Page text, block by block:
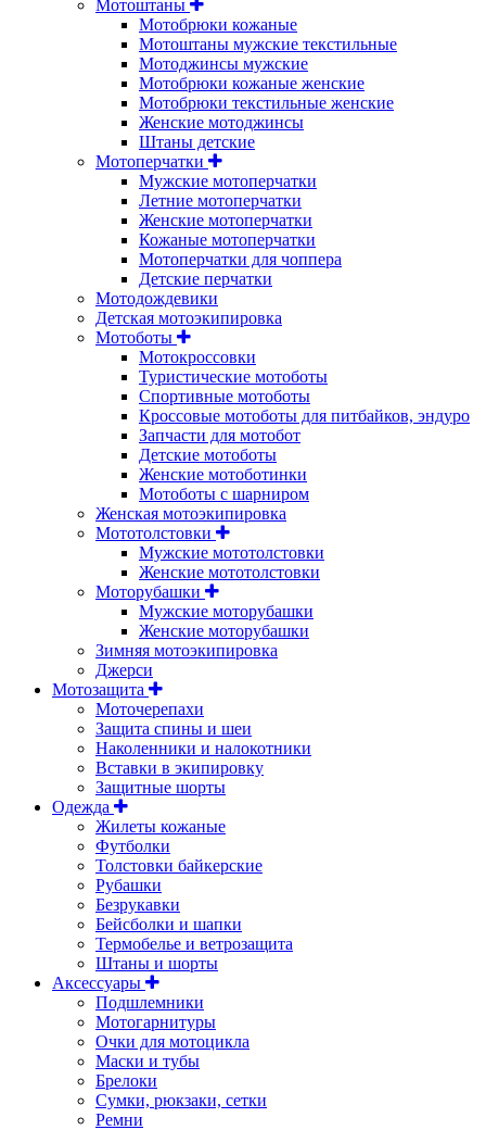
Мотоштаны
Мотобрюки кожаные
Мотоштаны мужские текстильные
Мотоджинсы мужские
Мотобрюки кожаные женские
Мотобрюки текстильные женские
Женские мотоджинсы
Штаны детские
Мотоперчатки
Мужские мотоперчатки
Летние мотоперчатки
Женские мотоперчатки
Кожаные мотоперчатки
Мотоперчатки для чоппера
Детские перчатки
Мотодождевики
Детская мотоэкипировка
Мотоботы
Мотокроссовки
Туристические мотоботы
Спортивные мотоботы
Кроссовые мотоботы для питбайков, эндуро
Запчасти для мотобот
Детские мотоботы
Женские мотоботинки
Мотоботы с шарниром
Женская мотоэкипировка
Мототолстовки
Мужские мототолстовки
Женские мототолстовки
Моторубашки
Мужские моторубашки
Женские моторубашки
Зимняя мотоэкипировка
Джерси
Мотозащита
Моточерепахи
Защита спины и шеи
Наколенники и налокотники
Вставки в экипировку
Защитные шорты
Одежда
Жилеты кожаные
Футболки
Толстовки байкерские
Рубашки
Безрукавки
Бейсболки и шапки
Термобелье и ветрозащита
Штаны и шорты
Аксессуары
Подшлемники
Мотогарнитуры
Очки для мотоцикла
Маски и тубы
Брелоки
Сумки, рюкзаки, сетки
Ремни